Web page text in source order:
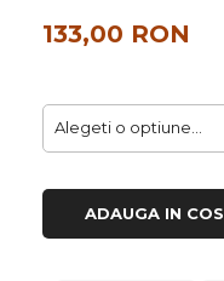
133,00 RON
ADAUGA IN COS